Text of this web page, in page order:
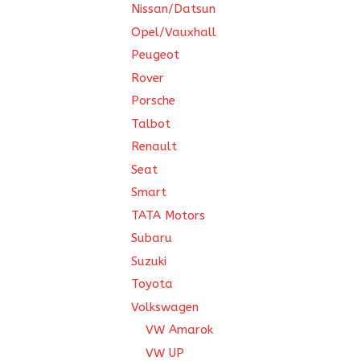
Nissan/Datsun
Opel/Vauxhall
Peugeot
Rover
Porsche
Talbot
Renault
Seat
Smart
TATA Motors
Subaru
Suzuki
Toyota
Volkswagen
VW Amarok
VW UP